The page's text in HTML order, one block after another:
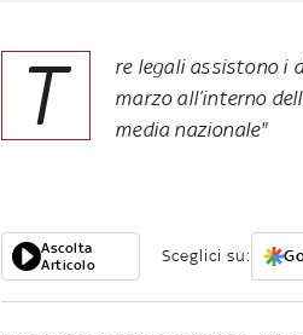
T
re legali assistono i
marzo all’interno
media nazionale"
Ascolta
Articolo
Sceglici su: